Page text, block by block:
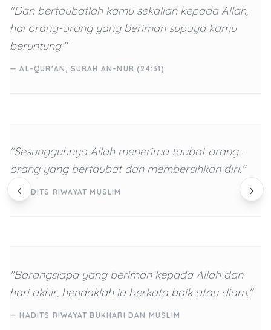
‹ ›
"Dan bertaubatlah kamu sekalian kepada Allah,
hai orang-orang yang beriman supaya kamu
beruntung."
— AL-QUR'AN, SURAH AN-NUR (24:31)
"Sesungguhnya Allah menerima taubat orang-
orang yang bertaubat dan membersihkan diri."
— HADITS RIWAYAT MUSLIM
"Barangsiapa yang beriman kepada Allah dan
hari akhir, hendaklah ia berkata baik atau diam."
— HADITS RIWAYAT BUKHARI DAN MUSLIM